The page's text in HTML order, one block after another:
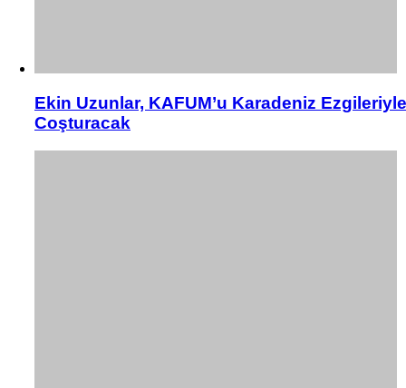
Ekin Uzunlar, KAFUM’u Karadeniz Ezgileriyle
Coşturacak